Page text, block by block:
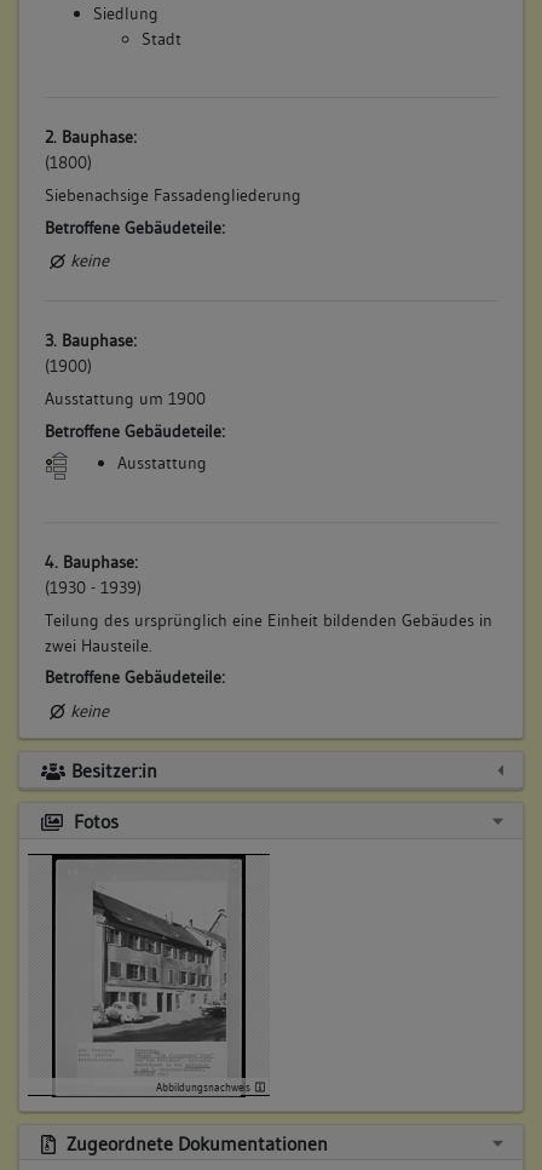
Siedlung
Stadt
2. Bauphase:
(1800)
Siebenachsige Fassadengliederung
Betroffene Gebäudeteile:
keine
3. Bauphase:
(1900)
Ausstattung um 1900
Betroffene Gebäudeteile:
Ausstattung
4. Bauphase:
(1930 - 1939)
Teilung des ursprünglich eine Einheit bildenden Gebäudes in
zwei Hausteile.
Betroffene Gebäudeteile:
keine
Besitzer:in
Fotos
Abbildungsnachweis
Zugeordnete Dokumentationen